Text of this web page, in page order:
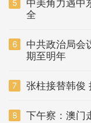
5
全
6
中共政治局会
期至明年
7 张柱接替韩俊
8 下午察：澳门